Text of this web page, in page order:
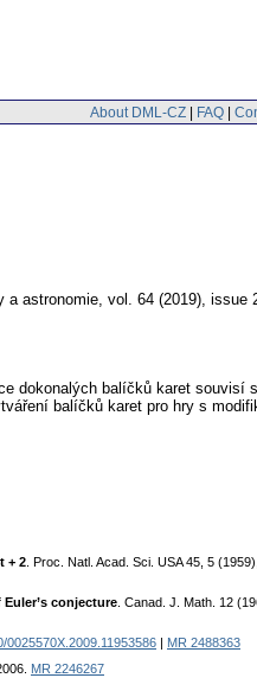
About DML-CZ | FAQ |
a astronomie, vol. 64 (2019), issue
dokonalých balíčků karet
balíčků karet pro hry s
+ 2 . Proc. Natl. Acad. Sci. USA 45, 5
conjecture . Canad. J. Math. 12
0025570X.2009.11953586
MR 2488363
MR 2246267